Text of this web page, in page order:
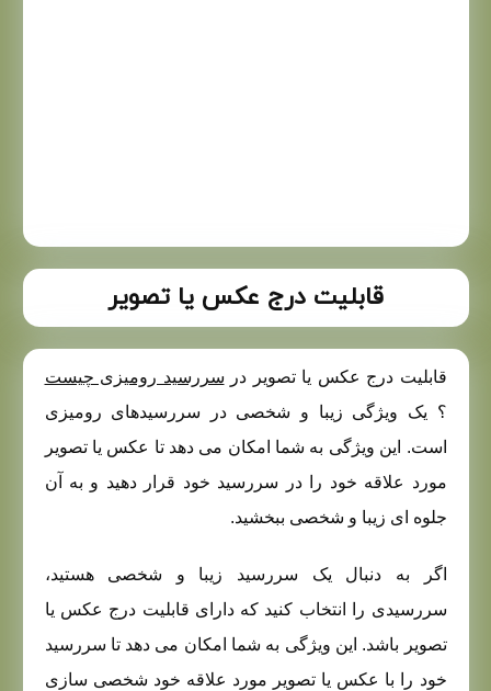
قابلیت درج عکس یا تصویر
قابلیت درج عکس یا تصویر در سررسید رومیزی چیست
؟ یک ویژگی زیبا و شخصی در سررسیدهای رومیزی
است. این ویژگی به شما امکان می دهد تا عکس یا تصویر
مورد علاقه خود را در سررسید خود قرار دهید و به آن
جلوه ای زیبا و شخصی ببخشید.
اگر به دنبال یک سررسید زیبا و شخصی هستید،
سررسیدی را انتخاب کنید که دارای قابلیت درج عکس یا
تصویر باشد. این ویژگی به شما امکان می دهد تا سررسید
خود را با عکس یا تصویر مورد علاقه خود شخصی سازی